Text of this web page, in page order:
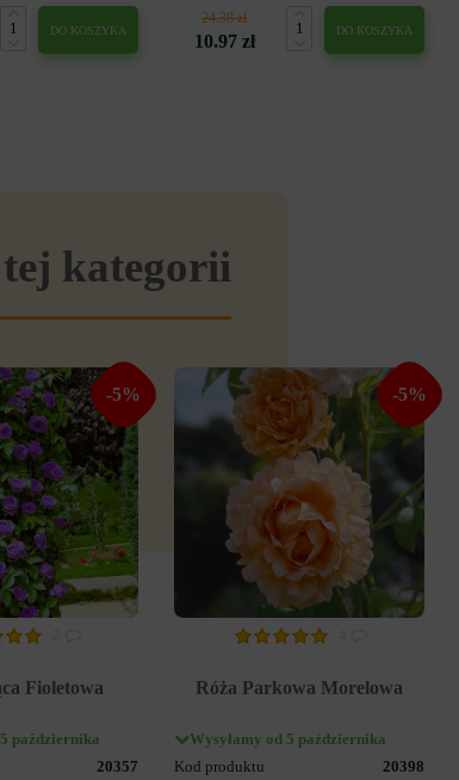
DO KOSZYKA
24.38 zł
10.97 zł
DO KOSZYKA
kategorii
-5%
Fioletowa
października
20357
-5%
Róża Parkowa Morelowa
Wysyłamy od 5 października
Kod produktu
20398